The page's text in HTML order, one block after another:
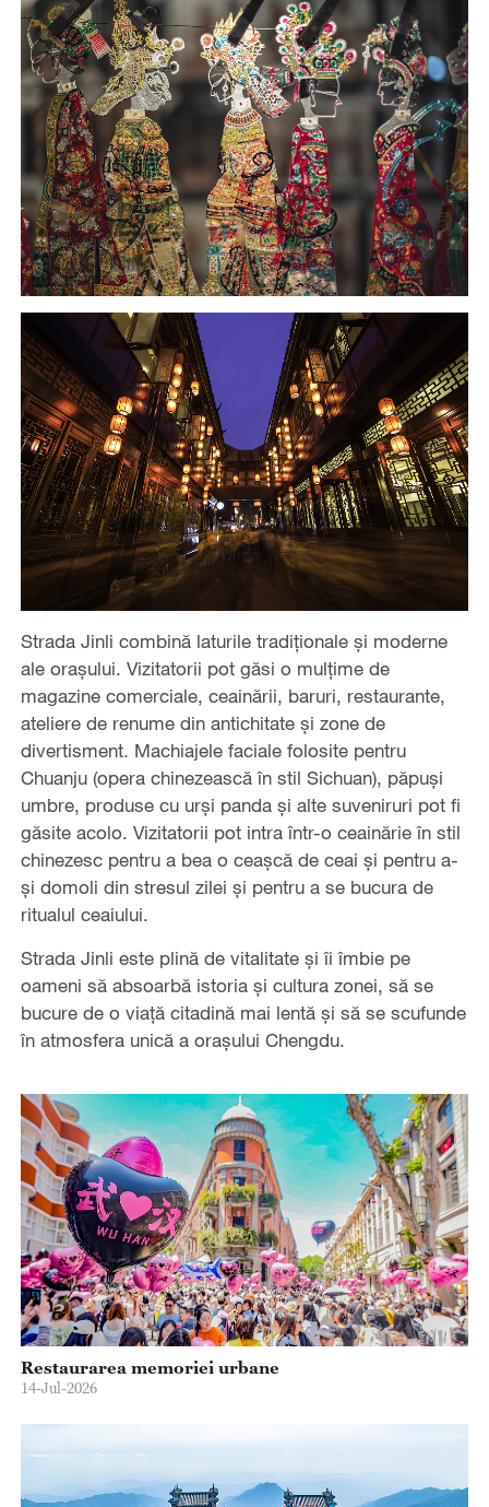
Strada Jinli combină laturile tradiționale și moderne
ale orașului. Vizitatorii pot găsi o mulțime de
magazine comerciale, ceainării, baruri, restaurante,
ateliere de renume din antichitate și zone de
divertisment. Machiajele faciale folosite pentru
Chuanju (opera chinezească în stil Sichuan), păpuși
umbre, produse cu urși panda și alte suveniruri pot fi
găsite acolo. Vizitatorii pot intra într-o ceainărie în stil
chinezesc pentru a bea o ceașcă de ceai și pentru a-
și domoli din stresul zilei și pentru a se bucura de
ritualul ceaiului.
Strada Jinli este plină de vitalitate și îi îmbie pe
oameni să absoarbă istoria și cultura zonei, să se
bucure de o viață citadină mai lentă și să se scufunde
în atmosfera unică a orașului Chengdu.
Restaurarea memoriei urbane
14-Jul-2026